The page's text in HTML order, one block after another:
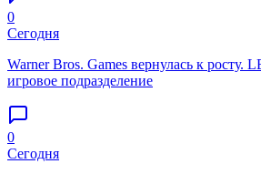
0
Сегодня
Warner Bros. Games вернулась к росту.
игровое подразделение
0
Сегодня